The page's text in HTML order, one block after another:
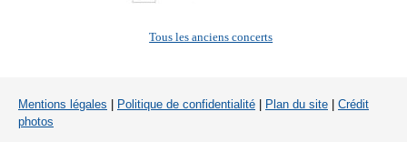
Tous les anciens concerts
Mentions légales Politique de confidentialité Plan du site
Crédit
photos